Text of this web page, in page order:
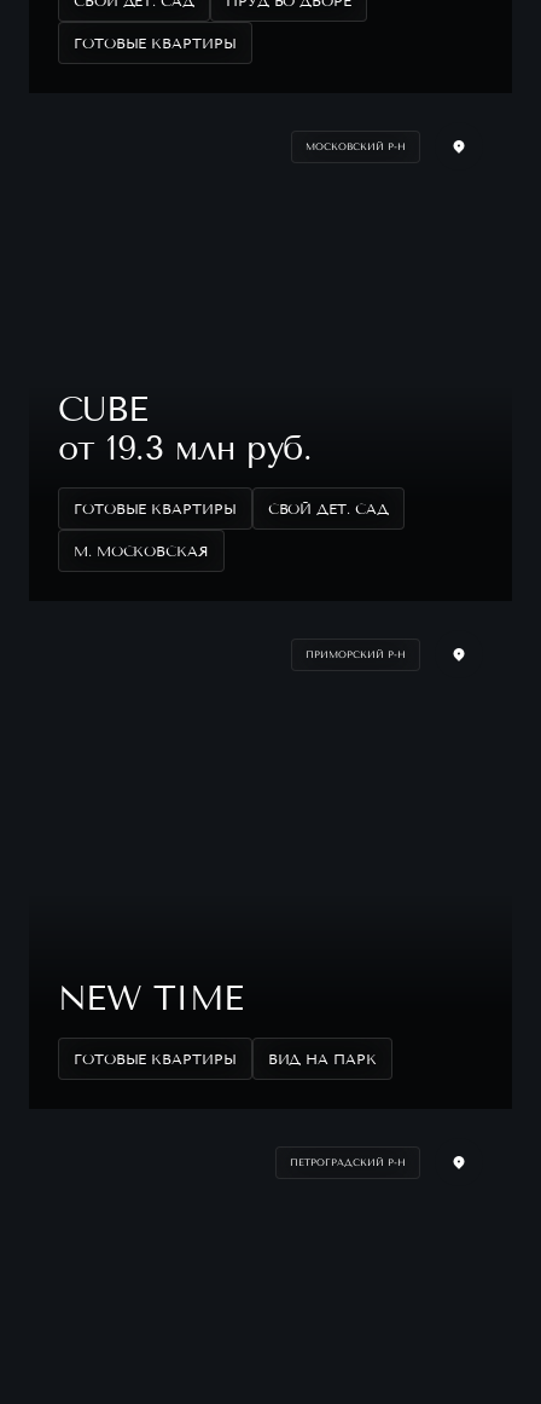
ГОТОВЫЕ КВАРТИРЫ
МОСКОВСКИЙ Р-Н
CUBE
от 19.3 млн руб.
ГОТОВЫЕ КВАРТИРЫ СВОЙ ДЕТ. САД
М. МОСКОВСКАЯ
ПРИМОРСКИЙ Р-Н
NEW TIME
ГОТОВЫЕ КВАРТИРЫ ВИД НА ПАРК
ПЕТРОГРАДСКИЙ Р-Н